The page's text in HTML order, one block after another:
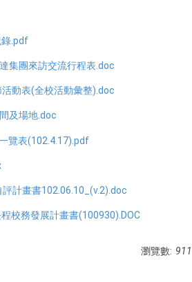
.pdf
集團來訪交流行程表.doc
動表(全校活動彙整).doc
及場地.doc
覽表(102.4.17).pdf
計畫書102.06.10_(v.2).doc
校務發展計畫書(100930).DOC
瀏覽數: 911